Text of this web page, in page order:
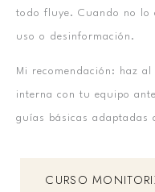
todo fluye. Cuando no lo
uso o desinformación.
Mi recomendación: haz
interna con tu equipo
guías básicas
CURSO